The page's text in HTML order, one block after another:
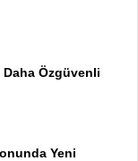
Özgüvenli
Yeni